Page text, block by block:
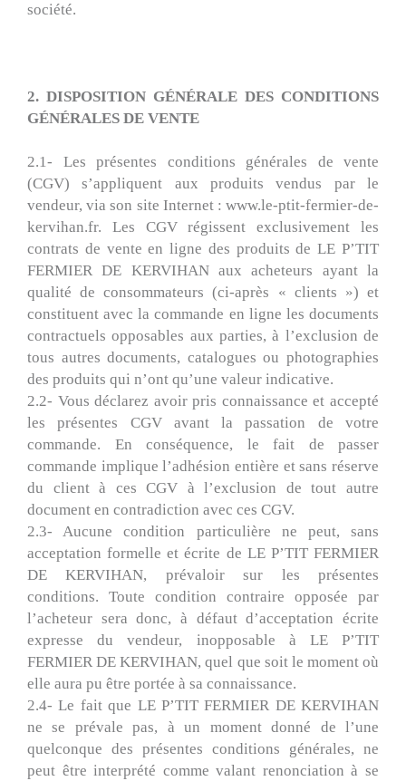
société.
2. DISPOSITION GÉNÉRALE DES CONDITIONS
GÉNÉRALES DE VENTE
2.1- Les présentes conditions générales de vente
(CGV) s’appliquent aux produits vendus par le
vendeur, via son site Internet : www.le-ptit-fermier-de-
kervihan.fr. Les CGV régissent exclusivement les
contrats de vente en ligne des produits de LE P’TIT
FERMIER DE KERVIHAN aux acheteurs ayant la
qualité de consommateurs (ci-après « clients ») et
constituent avec la commande en ligne les documents
contractuels opposables aux parties, à l’exclusion de
tous autres documents, catalogues ou photographies
des produits qui n’ont qu’une valeur indicative.
2.2- Vous déclarez avoir pris connaissance et accepté
les présentes CGV avant la passation de votre
commande. En conséquence, le fait de passer
commande implique l’adhésion entière et sans réserve
du client à ces CGV à l’exclusion de tout autre
document en contradiction avec ces CGV.
2.3- Aucune condition particulière ne peut, sans
acceptation formelle et écrite de LE P’TIT FERMIER
DE KERVIHAN, prévaloir sur les présentes
conditions. Toute condition contraire opposée par
l’acheteur sera donc, à défaut d’acceptation écrite
expresse du vendeur, inopposable à LE P’TIT
FERMIER DE KERVIHAN, quel que soit le moment où
elle aura pu être portée à sa connaissance.
2.4- Le fait que LE P’TIT FERMIER DE KERVIHAN
ne se prévale pas, à un moment donné de l’une
quelconque des présentes conditions générales, ne
peut être interprété comme valant renonciation à se